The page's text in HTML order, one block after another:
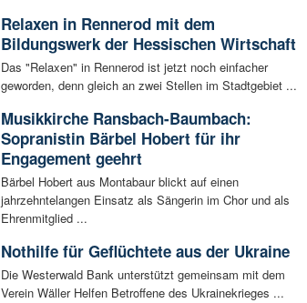
Relaxen in Rennerod mit dem
Bildungswerk der Hessischen Wirtschaft
Das "Relaxen" in Rennerod ist jetzt noch einfacher
geworden, denn gleich an zwei Stellen im Stadtgebiet ...
Musikkirche Ransbach-Baumbach:
Sopranistin Bärbel Hobert für ihr
Engagement geehrt
Bärbel Hobert aus Montabaur blickt auf einen
jahrzehntelangen Einsatz als Sängerin im Chor und als
Ehrenmitglied ...
Nothilfe für Geflüchtete aus der Ukraine
Die Westerwald Bank unterstützt gemeinsam mit dem
Verein Wäller Helfen Betroffene des Ukrainekrieges ...